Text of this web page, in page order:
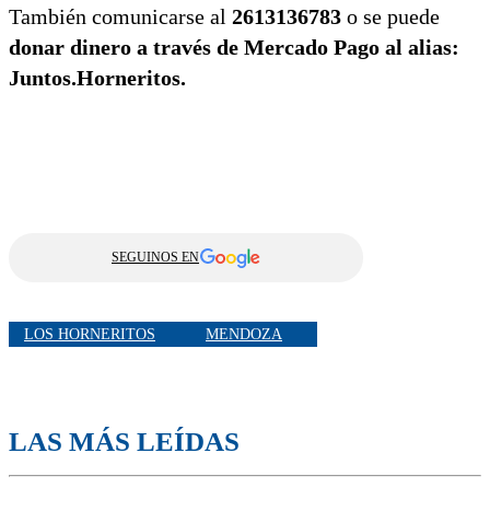
También comunicarse al 2613136783 o se puede
donar dinero a través de Mercado Pago al alias:
Juntos.Horneritos.
SEGUINOS EN
LOS HORNERITOS MENDOZA
LAS MÁS LEÍDAS